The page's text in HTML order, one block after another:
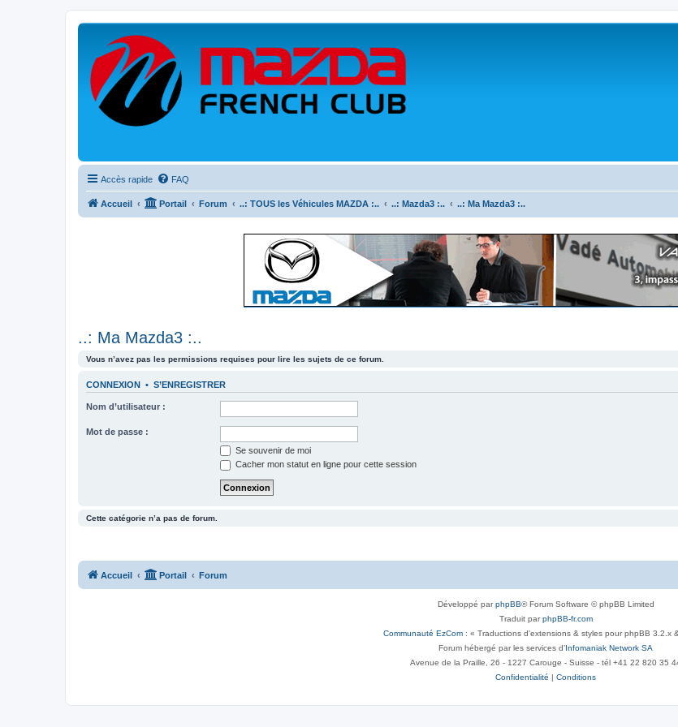
Accès rapide FAQ
Accueil Portail Forum ..: TOUS les Véhicules MAZDA :.. ..: Mazda3 :.. ..: Ma Mazda3 :..
..: Ma Mazda3 :..
Vous n’avez pas les permissions requises pour lire les sujets de ce forum.
CONNEXION • S’ENREGISTRER
Nom d’utilisateur :
Mot de passe :
Se souvenir de moi
Cacher mon statut en ligne pour cette session
Cette catégorie n’a pas de forum.
Accueil Portail Forum
Développé parphpBB® Forum Software © phpBB Limited
Traduit parphpBB-fr.com
Communauté EzCom : « Traductions d'extensions & styles pour phpBB 3.2.x
Forum hébergé par les services d’Infomaniak Network SA
Avenue de la Praille, 26 - 1227 Carouge - Suisse - tél +41 22 820 35
Confidentialité | Conditions